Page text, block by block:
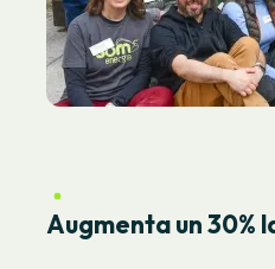
Augmenta un 30%